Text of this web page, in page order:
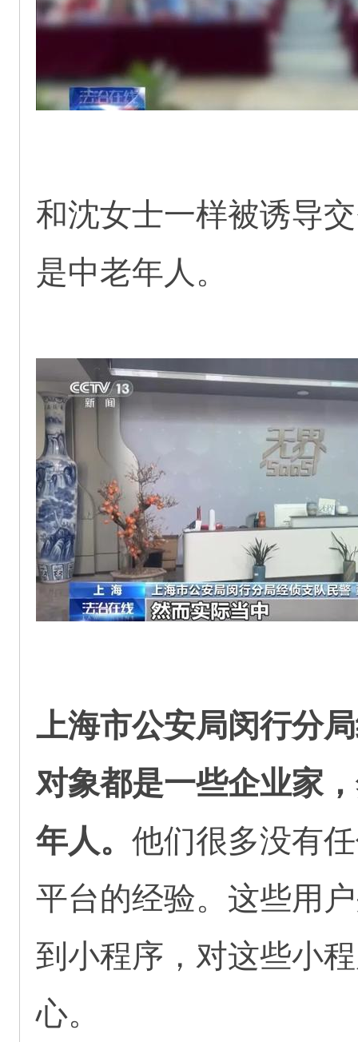
和沈女士一样被诱导
是中老年人。
上海市公安局闵行分
对象都是一些企业家
年人。 他们很多没有
平台的经验。这些用
到小程序，对这些小
心。